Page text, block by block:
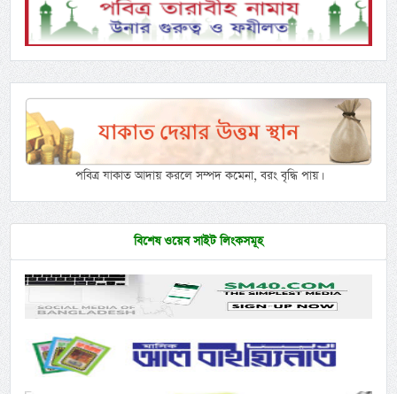
পবিত্র যাকাত আদায় করলে সম্পদ কমেনা, বরং বৃদ্ধি পায়।
বিশেষ ওয়েব সাইট লিংকসমূহ